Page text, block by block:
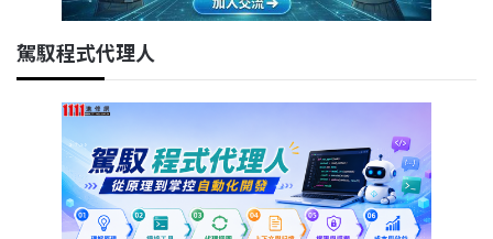
駕馭程式代理人